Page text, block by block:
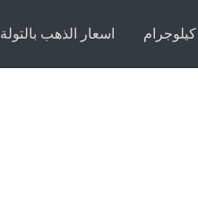
كيلوجرام اسعار الذهب بالتولة